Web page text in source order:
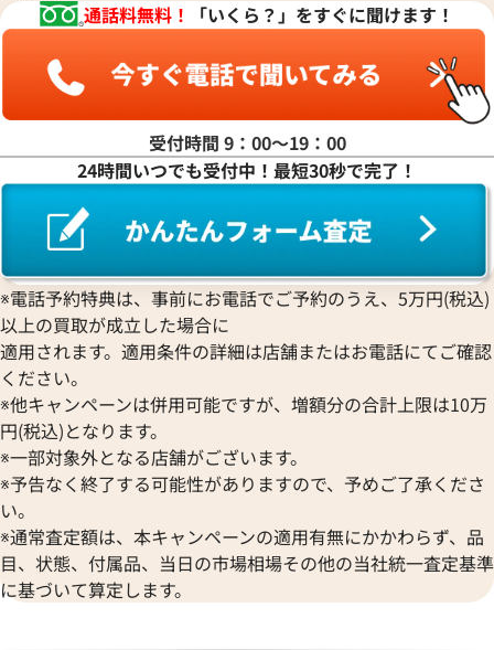
ィル 424.10.40.20.01.001
格
日時点の参考買取価格です
参考買取価格
※2026年5月9日時点の参考買
ETERNA
エテルナ
EDOX
エドックス
EBERHARD
エベラール
EBEL
エベル
EPOS
Hermes
エルメス
OMEGA
オメガ
ORIENT
オリエント
ORIS
オリス
Audemars Piguet
オーデマ ピゲ
Vacheron Constantin
ヴァシュロン・コンスタンタン
Van Cleef & Arpels
グッチ
Graham
グラハム
Grand Seiko
グランドセイコー
CORUM
コルム
Concord
コンコルド
ジェイコブ
Gerald Genta
ジェラルド・ジェンタ
Jaeger-LeCoultre
ジャケ・ドロー
Girard-Perregaux
ジラール・ペルゴ
Sinn
ジン
STOWA
ストーヴァ
SEIKO
セイコー
CENTURY
センチュリー
ZENITH
ゼニス
Piaget
PIERRE KUNZ
ピエール・クンツ
FRANCK MULLER
フランク ミュラー
BOUCHERON
ブシュロン
BREITLING
ブライトリング
Blancpain
ブランパン
BVLGARI
ブルガリ
Breguet
ブレゲ
BULOVA
ブローバ
Bell & Ross
ベル＆ロス
BAUME＆MERCIER
ボーム＆メルシエ
BALL Watch
Ressence
ROGER DUBUIS
ロジェ・デュブイ
ROLEX
ロレックス
LONGINES
ロンジン
通話料無料！
「いくら？」をすぐに聞けます！
受付時間 9：00〜19：00
24時間いつでも受付中！最短30秒で完了！
※電話予約特典は、事前にお電話でご予約のうえ、5万円(税込)
以上の買取が成立した場合に
適用されます。適用条件の詳細は店舗またはお電話にてご確認
ください。
※他キャンペーンは併用可能ですが、増額分の合計上限は10万
円(税込)となります。
※一部対象外となる店舗がございます。
※予告なく終了する可能性がありますので、予めご了承くださ
い。
※通常査定額は、本キャンペーンの適用有無にかかわらず、品
目、状態、付属品、当日の市場相場その他の当社統一査定基準
に基づいて算定します。